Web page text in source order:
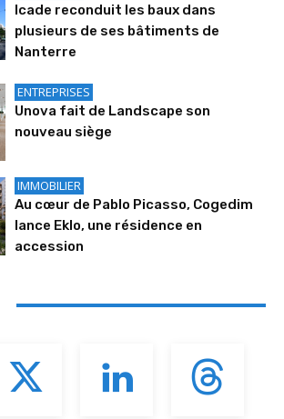
Icade reconduit les baux dans
plusieurs de ses bâtiments de
Nanterre
ENTREPRISES
Unova fait de Landscape son
nouveau siège
IMMOBILIER
Au cœur de Pablo Picasso, Cogedim
lance Eklo, une résidence en
accession